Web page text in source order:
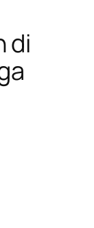
di